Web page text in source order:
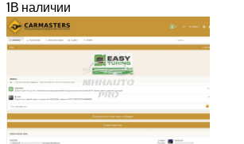
1В наличии
View
Аккаунт
-
полный
доступ
к